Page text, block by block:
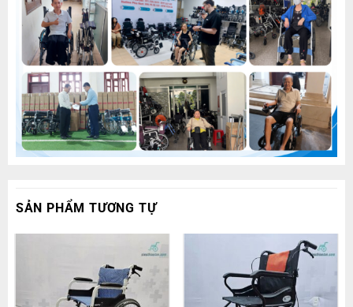
SẢN PHẨM TƯƠNG TỰ